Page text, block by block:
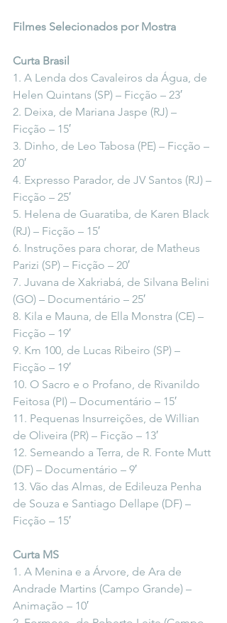
Filmes Selecionados por Mostra
Curta Brasil
1. A Lenda dos Cavaleiros da Água, de
Helen Quintans (SP) – Ficção – 23′
2. Deixa, de Mariana Jaspe (RJ) –
Ficção – 15′
3. Dinho, de Leo Tabosa (PE) – Ficção –
20′
4. Expresso Parador, de JV Santos (RJ) –
Ficção – 25′
5. Helena de Guaratiba, de Karen Black
(RJ) – Ficção – 15′
6. Instruções para chorar, de Matheus
Parizi (SP) – Ficção – 20′
7. Juvana de Xakriabá, de Silvana Belini
(GO) – Documentário – 25′
8. Kila e Mauna, de Ella Monstra (CE) –
Ficção – 19′
9. Km 100, de Lucas Ribeiro (SP) –
Ficção – 19′
10. O Sacro e o Profano, de Rivanildo
Feitosa (PI) – Documentário – 15′
11. Pequenas Insurreições, de Willian
de Oliveira (PR) – Ficção – 13′
12. Semeando a Terra, de R. Fonte Mutt
(DF) – Documentário – 9′
13. Vão das Almas, de Edileuza Penha
de Souza e Santiago Dellape (DF) –
Ficção – 15′
Curta MS
1. A Menina e a Árvore, de Ara de
Andrade Martins (Campo Grande) –
Animação – 10′